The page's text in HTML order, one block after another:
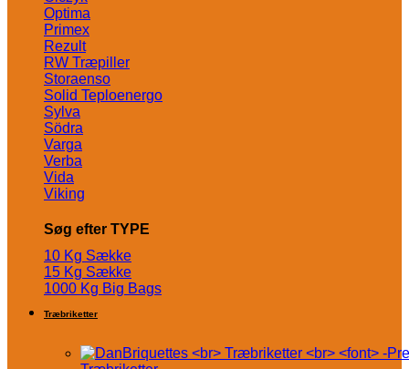
Optima
Primex
Rezult
RW Træpiller
Storaenso
Solid Teploenergo
Sylva
Södra
Varga
Verba
Vida
Viking
Søg efter TYPE
10 Kg Sække
15 Kg Sække
1000 Kg Big Bags
Træbriketter